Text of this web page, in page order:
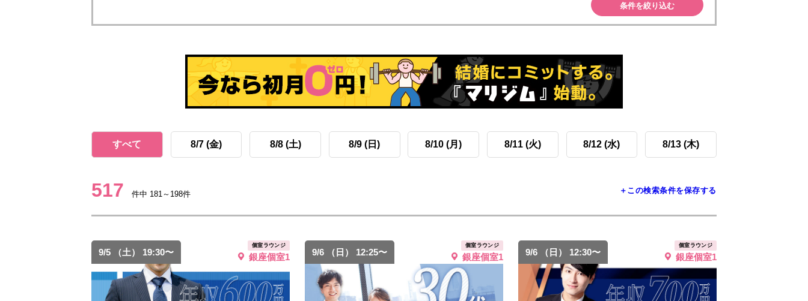
条件を絞り込む
すべて 8/7 (金) 8/8 (土) 8/9 (日) 8/10 (月) 8/11 (火) 8/12 (水) 8/13 (木)
517 件中 181～198件 ＋この検索条件を保存する
9/5 （土） 19:30〜
個室ラウンジ
銀座個室1 9/6 （日） 12:25〜
個室ラウンジ
銀座個室1 9/6 （日） 12:30〜
個室ラウンジ
銀座個室1